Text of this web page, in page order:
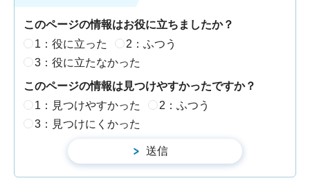
このページの情報はお役に立ちましたか？
1：役に立った
2：ふつう
3：役に立たなかった
このページの情報は見つけやすかったですか？
1：見つけやすかった
2：ふつう
3：見つけにくかった